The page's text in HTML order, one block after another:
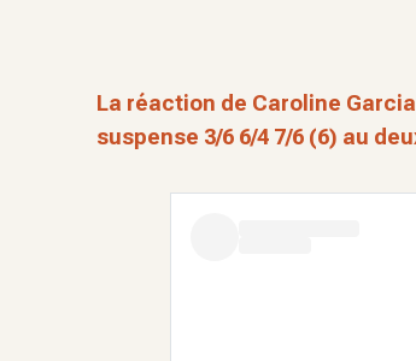
La réaction de Caroline
suspense 3/6 6/4 7/6 (6) au